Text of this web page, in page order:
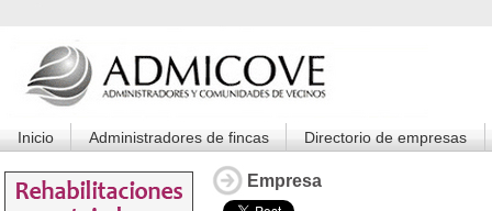
Inicio Administradores de fincas Directorio de empresas
Empresa